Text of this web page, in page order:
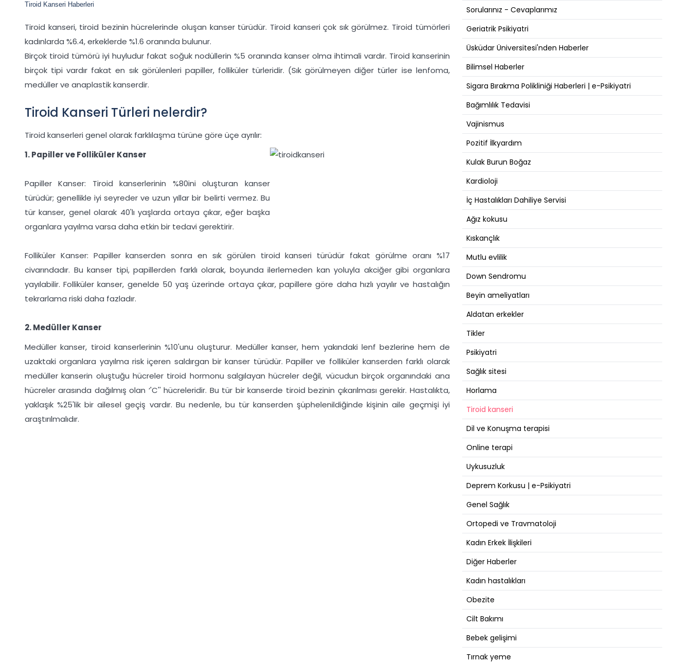
Tiroid Kanseri Haberleri
Tiroid kanseri, tiroid bezinin hücrelerinde oluşan kanser türüdür. Tiroid kanseri çok sık görülmez. Tiroid tümörleri
kadınlarda %6.4, erkeklerde %1.6 oranında bulunur.
Birçok tiroid tümörü iyi huyludur fakat soğuk nodüllerin %5 oranında kanser olma ihtimali vardır. Tiroid kanserinin
birçok tipi vardır fakat en sık görülenleri papiller, folliküler türleridir. (Sık görülmeyen diğer türler ise lenfoma,
medüller ve anaplastik kanserdir.
Tiroid Kanseri Türleri nelerdir?
Tiroid kanserleri genel olarak farklılaşma türüne göre üçe ayrılır:
1. Papiller ve Folliküler Kanser
Papiller Kanser: Tiroid kanserlerinin %80ini oluşturan kanser
türüdür; genellikle iyi seyreder ve uzun yıllar bir belirti vermez. Bu
tür kanser, genel olarak 40'lı yaşlarda ortaya çıkar, eğer başka
organlara yayılma varsa daha etkin bir tedavi gerektirir.
Folliküler Kanser: Papiller kanserden sonra en sık görülen tiroid kanseri türüdür fakat görülme oranı %17
civarındadır. Bu kanser tipi, papillerden farklı olarak, boyunda ilerlemeden kan yoluyla akciğer gibi organlara
yayılabilir. Folliküler kanser, genelde 50 yaş üzerinde ortaya çıkar, papillere göre daha hızlı yayılır ve hastalığın
tekrarlama riski daha fazladır.
2. Medüller Kanser
Medüller kanser, tiroid kanserlerinin %10'unu oluşturur. Medüller kanser, hem yakındaki lenf bezlerine hem de
uzaktaki organlara yayılma risk içeren saldırgan bir kanser türüdür. Papiller ve folliküler kanserden farklı olarak
medüller kanserin oluştuğu hücreler tiroid hormonu salgılayan hücreler değil, vücudun birçok organındaki ana
hücreler arasında dağılmış olan ‘'C'' hücreleridir. Bu tür bir kanserde tiroid bezinin çıkarılması gerekir. Hastalıkta,
yaklaşık %25'lik bir ailesel geçiş vardır. Bu nedenle, bu tür kanserden şüphelenildiğinde kişinin aile geçmişi iyi
araştırılmalıdır.
Sorularınız - Cevaplarımız
Geriatrik Psikiyatri
Üsküdar Üniversitesi'nden Haberler
Bilimsel Haberler
Sigara Bırakma Polikliniği Haberleri | e-Psikiyatri
Bağımlılık Tedavisi
Vajinismus
Pozitif İlkyardım
Kulak Burun Boğaz
Kardioloji
İç Hastalıkları Dahiliye Servisi
Ağız kokusu
Kıskançlık
Mutlu evlilik
Down Sendromu
Beyin ameliyatları
Aldatan erkekler
Tikler
Psikiyatri
Sağlık sitesi
Horlama
Tiroid kanseri
Dil ve Konuşma terapisi
Online terapi
Uykusuzluk
Deprem Korkusu | e-Psikiyatri
Genel Sağlık
Ortopedi ve Travmatoloji
Kadın Erkek İlişkileri
Diğer Haberler
Kadın hastalıkları
Obezite
Cilt Bakımı
Bebek gelişimi
Tırnak yeme